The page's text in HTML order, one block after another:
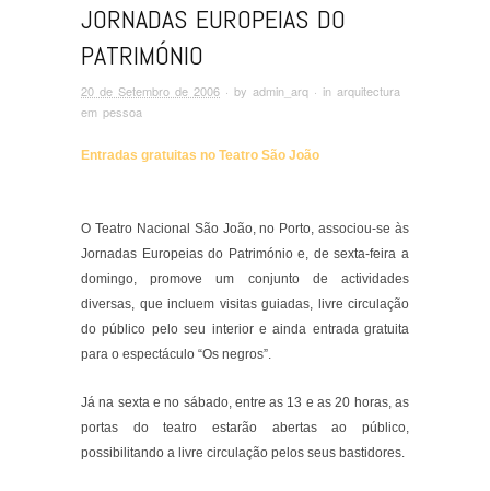
JORNADAS EUROPEIAS DO
PATRIMÓNIO
20 de Setembro de 2006 · by admin_arq · in arquitectura
em pessoa
Entradas gratuitas no Teatro São João
O Teatro Nacional São João, no Porto, associou-se às
Jornadas Europeias do Património e, de sexta-feira a
domingo, promove um conjunto de actividades
diversas, que incluem visitas guiadas, livre circulação
do público pelo seu interior e ainda entrada gratuita
para o espectáculo “Os negros”.
Já na sexta e no sábado, entre as 13 e as 20 horas, as
portas do teatro estarão abertas ao público,
possibilitando a livre circulação pelos seus bastidores.